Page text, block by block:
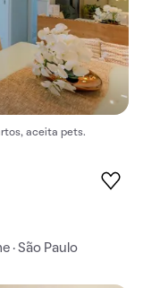
aceita pets.
· São Paulo